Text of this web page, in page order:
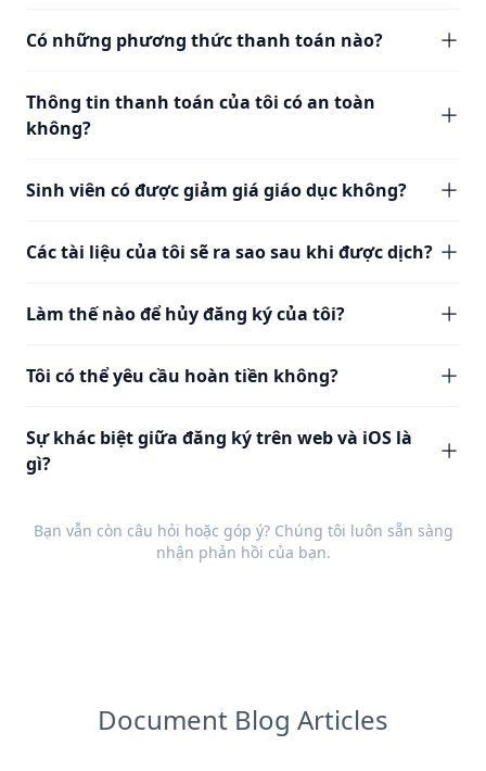
Có những phương thức thanh toán nào?
Thông tin thanh toán của tôi có an toàn
không?
Sinh viên có được giảm giá giáo dục không?
Các tài liệu của tôi sẽ ra sao sau khi được dịch?
Làm thế nào để hủy đăng ký của tôi?
Tôi có thể yêu cầu hoàn tiền không?
Sự khác biệt giữa đăng ký trên web và iOS là
gì?
Bạn vẫn còn câu hỏi hoặc góp ý? Chúng tôi luôn sẵn sàng
nhận phản hồi của bạn.
Document Blog Articles